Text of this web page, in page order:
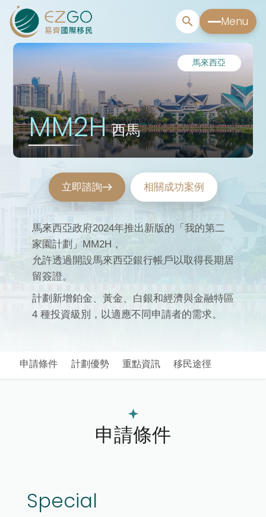
Menu
馬來西亞
MM2H 西馬
立即諮詢 相關成功案例
馬來西亞政府2024年推出新版的「我的第二
家園計劃」MM2H，
允許透過開設馬來西亞銀行帳戶以取得長期居
留簽證。
計劃新增鉑金、黃金、白銀和經濟與金融特區
4 種投資級別，以適應不同申請者的需求。
申請條件 計劃優勢 重點資訊 移民途徑
申請條件
Special